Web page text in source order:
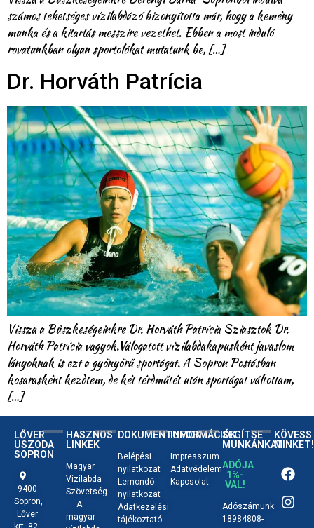
számos tehetséges vízilabdázó bizonyította már, hogy a kemény
munka és a kitartás messzire vezethet. Ebben a most induló
rovatunkban olyan sportolókat mutatunk be, […]
Dr. Horváth Patrícia
Vissza a Büszkeségeinkre Dr. Horváth Patrícia Sziasztok Dr.
Horváth Patrícia vagyok.Válogatott vízilabdakapusként javaslom
lányoknak is ezt a gyönyörű sportágat. A Sopron Postásban
kosarasként kezdtem, de két térdműtét után sportágat váltottam,
[…]
LŐVER
USZODA
SOPRON
9400
Sopron,
Lőver
HASZNOS
LINKEK
Magyar
Vízilabda
Szövetség
A
magyar
DOKUMENTUMOK
Belépési
nyilatkozat
Lemondó
nyilatkozat
Adatkezelési
tájékoztató
INFORMÁCIÓK
Impresszum
Adatvédelem
Kapcsolat
SEGÍTSE
MUNKÁNKAT
ADÓJA
1%-
VAL!
Adószámunk:
18984808-
KÖVESS
MINKET!